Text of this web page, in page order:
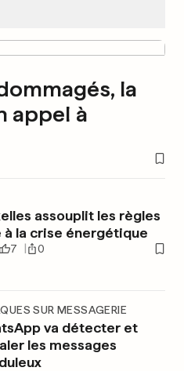
la
appel à
assouplit les règles
à la crise énergétique
7 0
SUR MESSAGERIE
va détecter et
les messages